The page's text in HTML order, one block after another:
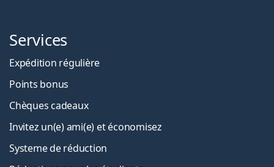
Services
Expédition régulière
Points bonus
Chèques cadeaux
Invitez un(e) ami(e) et économisez
Systeme de réduction